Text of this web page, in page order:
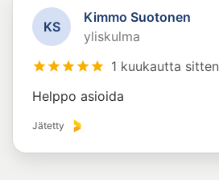
KS
Kimmo Suotonen
yliskulma
1 kuukautta sitten
Helppo asioida
Jätetty